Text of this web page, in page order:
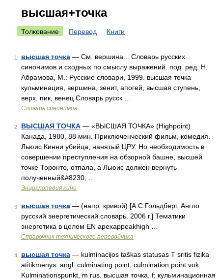
высшая+точка
Толкование Перевод Книги
1 высшая точка — См. вершина... Словарь русских
синонимов и сходных по смыслу выражений. под. ред. Н.
Абрамова, М.: Русские словари, 1999. высшая точка
кульминация, вершина, зенит, апогей, высшая ступень,
верх, пик, венец Словарь русск …
Словарь синонимов
2 ВЫСШАЯ ТОЧКА — «ВЫСШАЯ ТОЧКА» (Highpoint)
Канада, 1980, 88 мин. Приключенческий фильм, комедия.
Льюис Кинни убийца, нанятый ЦРУ. Но необходимость в
совершении преступления на обзорной башне, высшей
точке Торонто, отпала, а Льюис должен вернуть
полученный&#8230; …
Энциклопедия кино
3 высшая точка — (напр. кривой) [А.С.Гольдберг. Англо
русский энергетический словарь. 2006 г.] Тематики
энергетика в целом EN apexappeakhigh …
Справочник технического переводчика
4 высшая точка — kulminacijos taškas statusas T sritis fizika
atitikmenys: angl. culminating point; culmination point vok.
Kulminationspunkt, m rus. высшая точка, f; кульминационная